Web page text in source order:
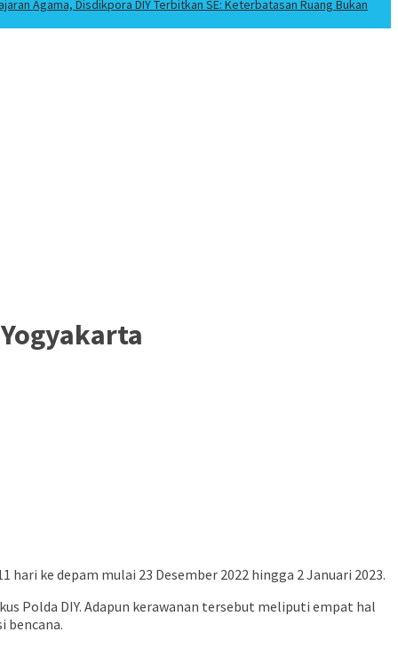
Agama, Disdikpora DIY Terbitkan SE: Keterbatasan Ruang Bukan
ke depam mulai 23 Desember 2022 hingga 2 Januari 2023.
Polda DIY. Adapun kerawanan tersebut meliputi empat hal
bencana.